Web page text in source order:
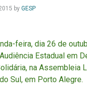
by GESP
feira, dia 26 de
Estadual em
na Assembleia
Sul, em Porto Alegre.